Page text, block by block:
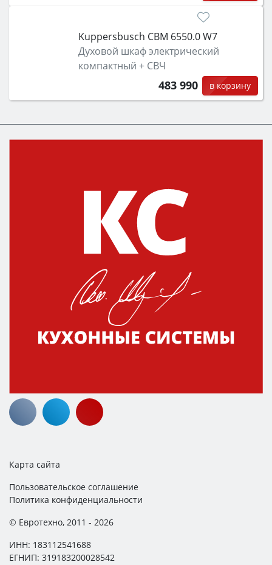
Kuppersbusch CBM 6550.0 W7
Духовой шкаф электрический
компактный + СВЧ
483 990 в корзину
Карта сайта
Пользовательское соглашение
Политика конфиденциальности
© Евротехно, 2011 - 2026
ИНН: 183112541688
ЕГНИП: 319183200028542